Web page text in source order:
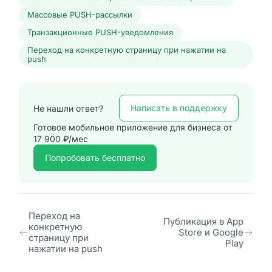
Массовые PUSH-рассылки
Транзакционные PUSH-уведомления
Переход на конкретную страницу при нажатии на
push
Не нашли ответ?
Написать в поддержку
Готовое мобильное приложение для бизнеса от
17 900 ₽/мес
Попробовать бесплатно
Переход на
конкретную
страницу при
нажатии на push
Публикация в App
Store и Google
Play